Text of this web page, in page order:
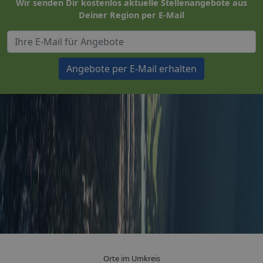
Wir senden Dir kostenlos aktuelle Stellenangebote aus
Deiner Region per E-Mail
Angebote per E-Mail erhalten
Orte im Umkreis